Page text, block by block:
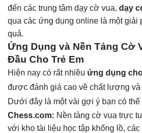
đến các trung tâm dạy cờ vua, dạy
qua các ứng dụng online là một giải
quả.
Ứng Dụng và Nền Tảng Cờ
Đầu Cho Trẻ Em
Hiện nay có rất nhiều ứng dụng
được đánh giá cao về chất lượng và
Dưới đây là một vài gợi ý bạn có thể
Chess.com: Nền tảng cờ vua trực
với kho tài liệu học tập khổng lồ,